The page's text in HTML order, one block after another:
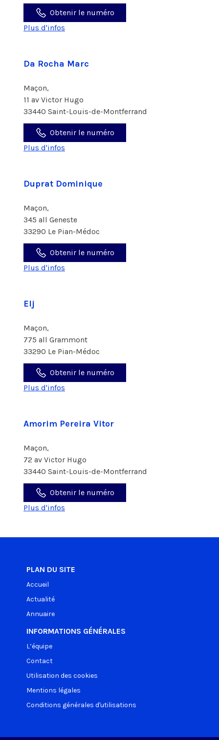
Obtenir le numéro
Plus d'infos
Da Rocha Marc
Maçon,
11 av Victor Hugo
33440 Saint-Louis-de-Montferrand
Obtenir le numéro
Plus d'infos
Duprat Dominique
Maçon,
345 all Geneste
33290 Le Pian-Médoc
Obtenir le numéro
Plus d'infos
Elj
Maçon,
775 all Grammont
33290 Le Pian-Médoc
Obtenir le numéro
Plus d'infos
Amorim Pereira Vitor
Maçon,
72 av Victor Hugo
33440 Saint-Louis-de-Montferrand
Obtenir le numéro
Plus d'infos
PLAN DU SITE
Accueil
Actualité
Annuaire
INFORMATIONS GÉNÉRALES
L’équipe
Contact
Utilisation des cookies
Mentions légales
Conditions générales d'utilisations